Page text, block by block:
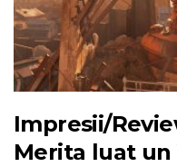
Impresii/
Merita luat un